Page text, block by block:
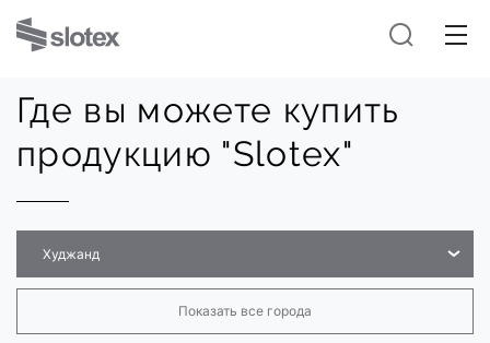
Где вы можете купить
продукцию "Slotex"
Худжанд
Показать все города